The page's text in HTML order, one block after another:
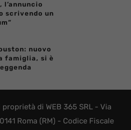
l’annuncio
scrivendo un
nuovo
famiglia, si è
di WEB 365 SRL - Via
Roma (RM) - Codice Fiscale